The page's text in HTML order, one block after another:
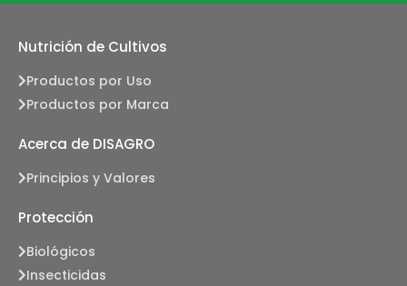
Nutrición de Cultivos
Productos por Uso
Productos por Marca
Acerca de DISAGRO
Principios y Valores
Protección
Biológicos
Insecticidas